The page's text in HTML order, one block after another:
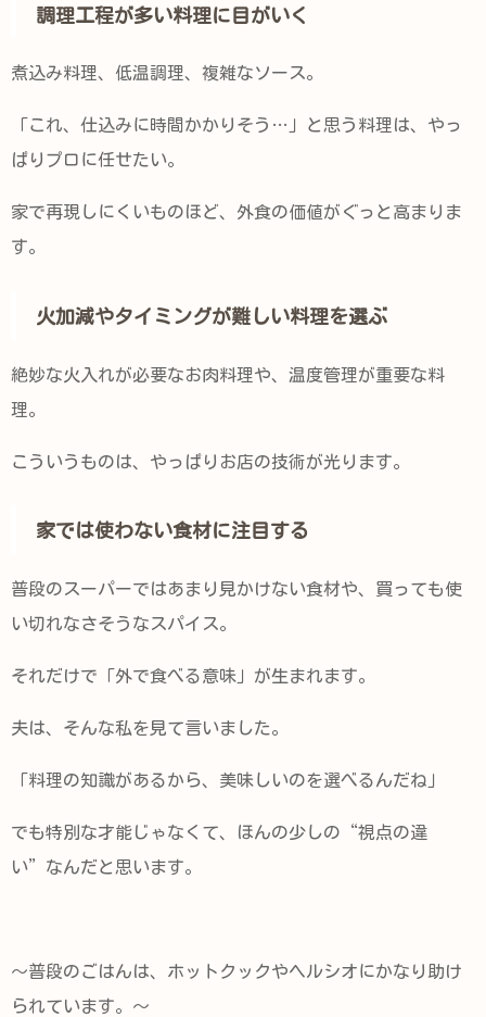
調理工程が多い料理に目がいく
煮込み料理、低温調理、複雑なソース。
「これ、仕込みに時間かかりそう…」と思う料理は、やっ
ぱりプロに任せたい。
家で再現しにくいものほど、外食の価値がぐっと高まりま
す。
火加減やタイミングが難しい料理を選ぶ
絶妙な火入れが必要なお肉料理や、温度管理が重要な料
理。
こういうものは、やっぱりお店の技術が光ります。
家では使わない食材に注目する
普段のスーパーではあまり見かけない食材や、買っても使
い切れなさそうなスパイス。
それだけで「外で食べる意味」が生まれます。
夫は、そんな私を見て言いました。
「料理の知識があるから、美味しいのを選べるんだね」
でも特別な才能じゃなくて、ほんの少しの“視点の違
い”なんだと思います。
〜普段のごはんは、ホットクックやヘルシオにかなり助け
られています。〜